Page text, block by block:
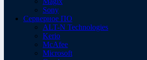
Sony
Серверное ПО
ALT-N Technologies
Kerio
McAfee
Microsoft